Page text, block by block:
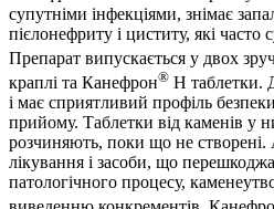
супутніми інфекціями, знімає
пієлонефриту і циститу, які
Препарат випускається у двох
краплі та Канефрон® Н таблетки.
і має сприятливий профіль
прийому. Таблетки від каменів у
розчиняють, поки що не створені.
лікування і засоби, що
патологічного процесу,